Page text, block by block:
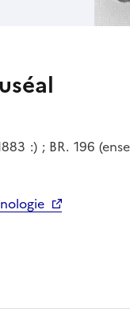
:) ; BR. 196